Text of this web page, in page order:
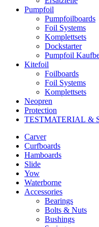
Pumpfoil
Pumpfoilboards
Foil Systems
Komplettsets
Dockstarter
Pumpfoil
Kitefoil
Foilboards
Foil Systems
Komplettsets
Neopren
Protection
TESTMATERIAL &
Carver
Curfboards
Hamboards
Slide
Yow
Waterborne
Accessories
Bearings
Bolts & Nuts
Bushings